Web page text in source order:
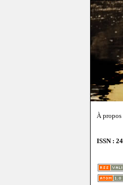
À propos
ISSN :